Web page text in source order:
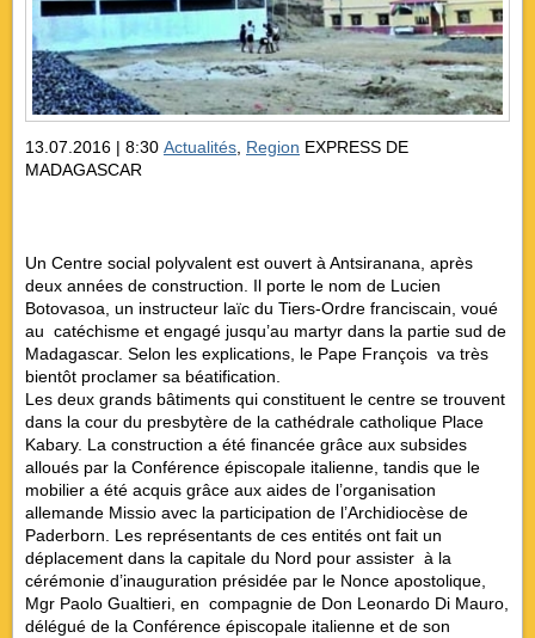
13.07.2016 | 8:30 Actualités Region EXPRESS DE
MADAGASCAR
Un Centre social polyvalent est ouvert à Antsiranana, après
deux années de construction. Il porte le nom de Lucien
Botovasoa, un instructeur laïc du Tiers-Ordre franciscain, voué
au catéchisme et engagé jusqu’au martyr dans la partie sud de
Madagascar. Selon les explications, le Pape François va très
bientôt proclamer sa béatification.
Les deux grands bâtiments qui constituent le centre se trouvent
dans la cour du presbytère de la cathédrale catholique Place
Kabary. La construction a été financée grâce aux subsides
alloués par la Conférence épiscopale italienne, tandis que le
mobilier a été acquis grâce aux aides de l’organisation
allemande Missio avec la participation de l’Archidiocèse de
Paderborn. Les représentants de ces entités ont fait un
déplacement dans la capitale du Nord pour assister à la
cérémonie d’inauguration présidée par le Nonce apostolique,
Mgr Paolo Gualtieri, en compagnie de Don Leonardo Di Mauro,
délégué de la Conférence épiscopale italienne et de son